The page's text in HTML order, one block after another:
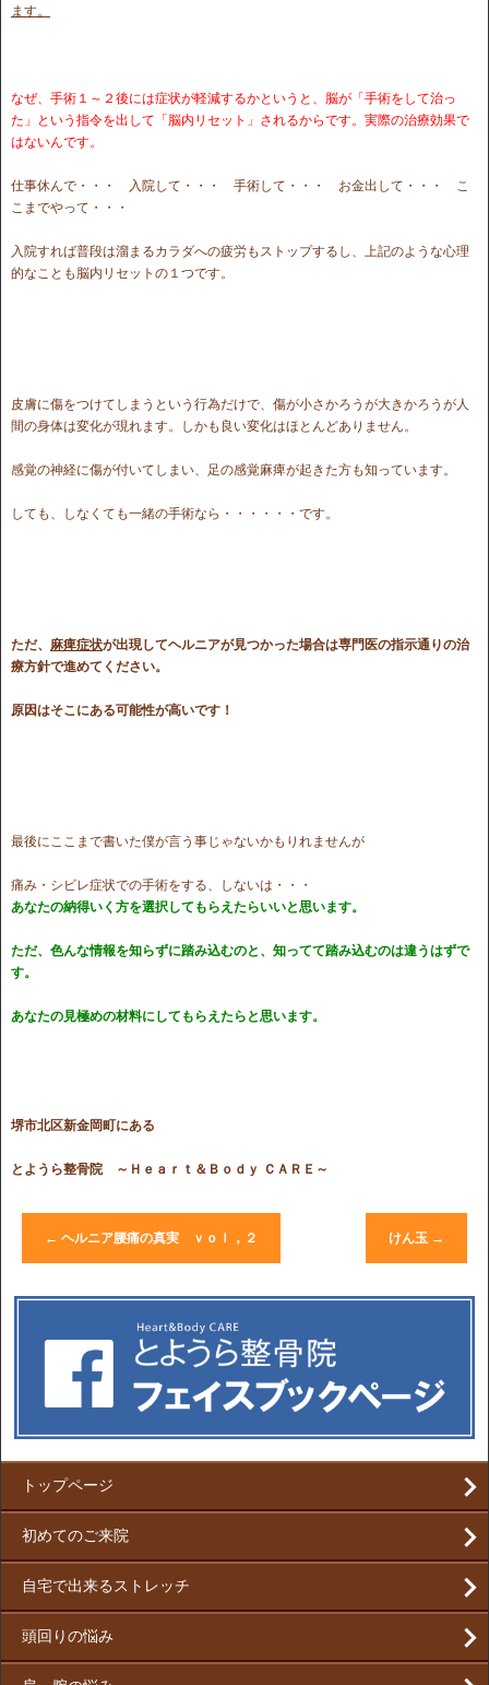
ます。
なぜ、手術１～２後には症状が軽減するかというと、脳が「手術をして治っ
た」という指令を出して「脳内リセット」されるからです。実際の治療効果で
はないんです。
仕事休んで・・・ 入院して・・・ 手術して・・・ お金出して・・・ こ
こまでやって・・・
入院すれば普段は溜まるカラダへの疲労もストップするし、上記のような心理
的なことも脳内リセットの１つです。
皮膚に傷をつけてしまうという行為だけで、傷が小さかろうが大きかろうが人
間の身体は変化が現れます。しかも良い変化はほとんどありません。
感覚の神経に傷が付いてしまい、足の感覚麻痺が起きた方も知っています。
しても、しなくても一緒の手術なら・・・・・・です。
ただ、 麻痺症状が出現してヘルニアが見つかった場合は専門医の指示通りの治
療方針で進めてください。
原因はそこにある可能性が高いです！
最後にここまで書いた僕が言う事じゃないかもりれませんが
痛み・シビレ症状での手術をする、しないは・・・
あなたの納得いく方を選択してもらえたらいいと思います。
ただ、色んな情報を知らずに踏み込むのと、知ってて踏み込むのは違うはずで
す。
あなたの見極めの材料にしてもらえたらと思います。
堺市北区新金岡町にある
とようら整骨院 ～Ｈｅａｒｔ＆Ｂｏｄｙ ＣＡＲＥ～
← ヘルニア腰痛の真実 ｖｏｌ，２ けん玉 →
トップページ
初めてのご来院
自宅で出来るストレッチ
頭回りの悩み